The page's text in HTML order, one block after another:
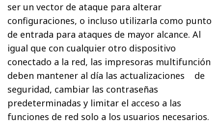
ser un vector de ataque para alterar
configuraciones, o incluso utilizarla como punto
de entrada para ataques de mayor alcance. Al
igual que con cualquier otro dispositivo
conectado a la red, las impresoras multifunción
deben mantener al día las actualizaciones de
seguridad, cambiar las contraseñas
predeterminadas y limitar el acceso a las
funciones de red solo a los usuarios necesarios.